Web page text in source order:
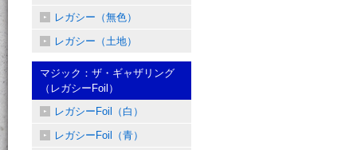
レガシー（無色）
レガシー（土地）
マジック：ザ・ギャザリング
（レガシーFoil）
レガシーFoil（白）
レガシーFoil（青）